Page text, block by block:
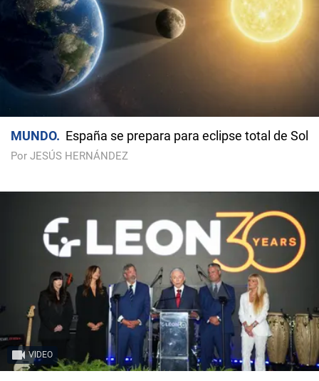
MUNDO España se prepara para eclipse total de Sol
Por JESÚS HERNÁNDEZ
VIDEO